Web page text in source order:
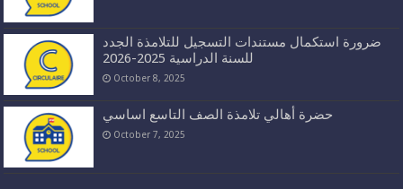
ضرورة استكمال مستندات التسجيل للتلامذة الجدد
للسنة الدراسية 2025-2026
October 8, 2025
حضرة أهالي تلامذة الصف التاسع اساسي
October 7, 2025